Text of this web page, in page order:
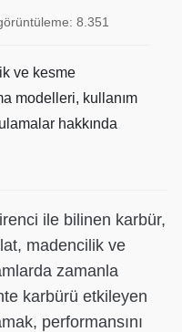
8.351
ve kesme
modelleri, kullanım
hakkında
ile bilinen karbür,
madencilik ve
zamanla
karbürü etkileyen
performansını